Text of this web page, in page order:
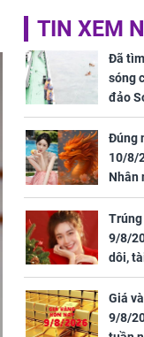
TIN XEM
Đã
sóng
đảo
Đúng
10/8/
Nhân
yên
Quý
Trúng
9/8/
dôi,
vào
trông
Giá
9/8/